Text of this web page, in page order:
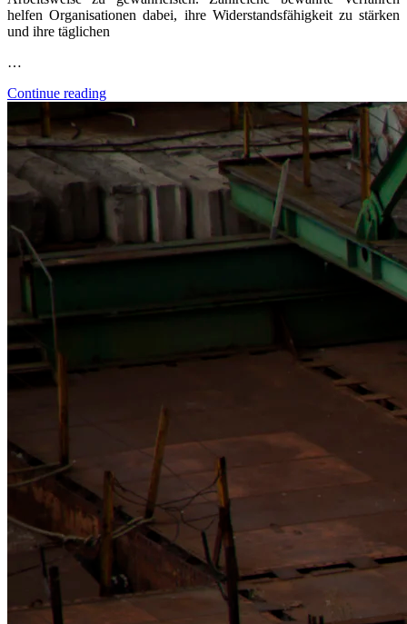
helfen Organisationen dabei, ihre Widerstandsfähigkeit zu stärken
und ihre täglichen
…
Continue reading